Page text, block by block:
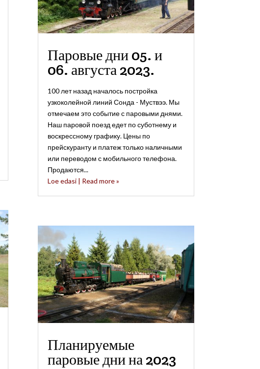
Паровые дни 05. и
06. августа 2023.
100 лет назад началось постройка
узкоколейной линий Сонда - Муствээ. Мы
отмечаем это событие с паровыми днями.
Наш паровой поезд едет по суботнему и
воскрессному графику. Цены по
прейскуранту и платеж только наличными
или переводом с мобильного телефона.
Продаются...
Loe edasi | Read more »
Планируемые
паровые дни на 2023